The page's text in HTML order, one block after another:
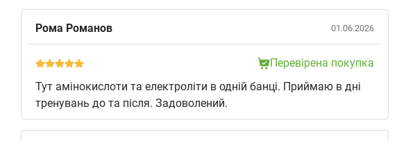
Рома Романов 01.06.2026
Перевірена покупка
Тут амінокислоти та електроліти в одній банці. Приймаю в дні
тренувань до та після. Задоволений.